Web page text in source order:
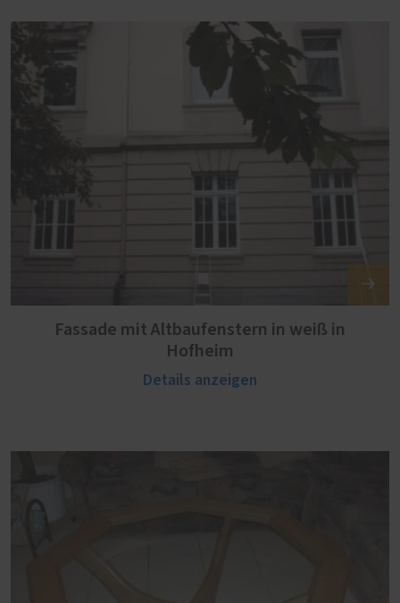
Fassade mit Altbaufenstern in weiß in
Hofheim
Details anzeigen